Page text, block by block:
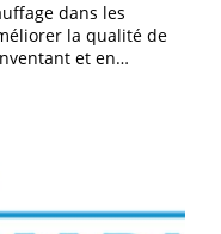
dans les
la qualité de
et en…